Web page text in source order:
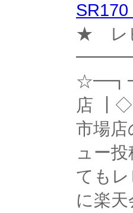
★ レ
店
市場
ュー
ても
に楽